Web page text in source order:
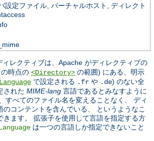
設定ファイル, バーチャルホスト, ディレクト
ィレクティブは、Apache がディレクティブの
時点の <Directory> の範囲) にある、明示
で設定される .fr や .de) のない全
された MIME-lang 言語であるとみなすように
すべてのファイル名を変えることなく、 ディ
のコンテントを含んでいる、 というようなこ
きます。 拡張子を使用して言語を指定する方
は一つの言語しか指定できないこと